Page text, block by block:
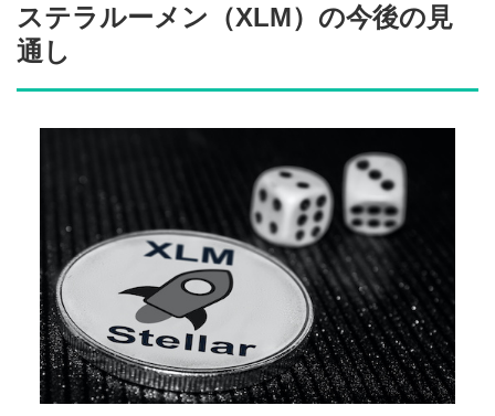
ステラルーメン（XLM）の今後の見
通し